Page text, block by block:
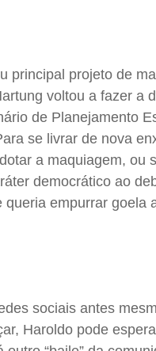
principal projeto de
voltou a fazer a
de Planejamento
se livrar de nova
a maquiagem, ou
democrático ao
queria empurrar goela
sociais antes
Haroldo pode